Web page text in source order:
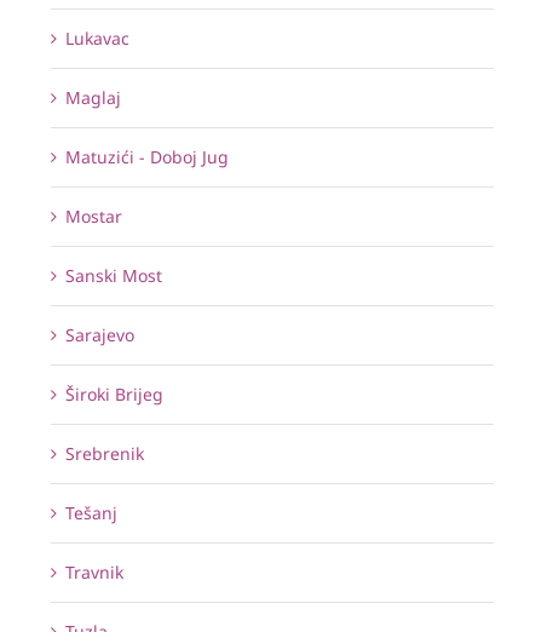
Lukavac
Maglaj
Matuzići - Doboj Jug
Mostar
Sanski Most
Sarajevo
Široki Brijeg
Srebrenik
Tešanj
Travnik